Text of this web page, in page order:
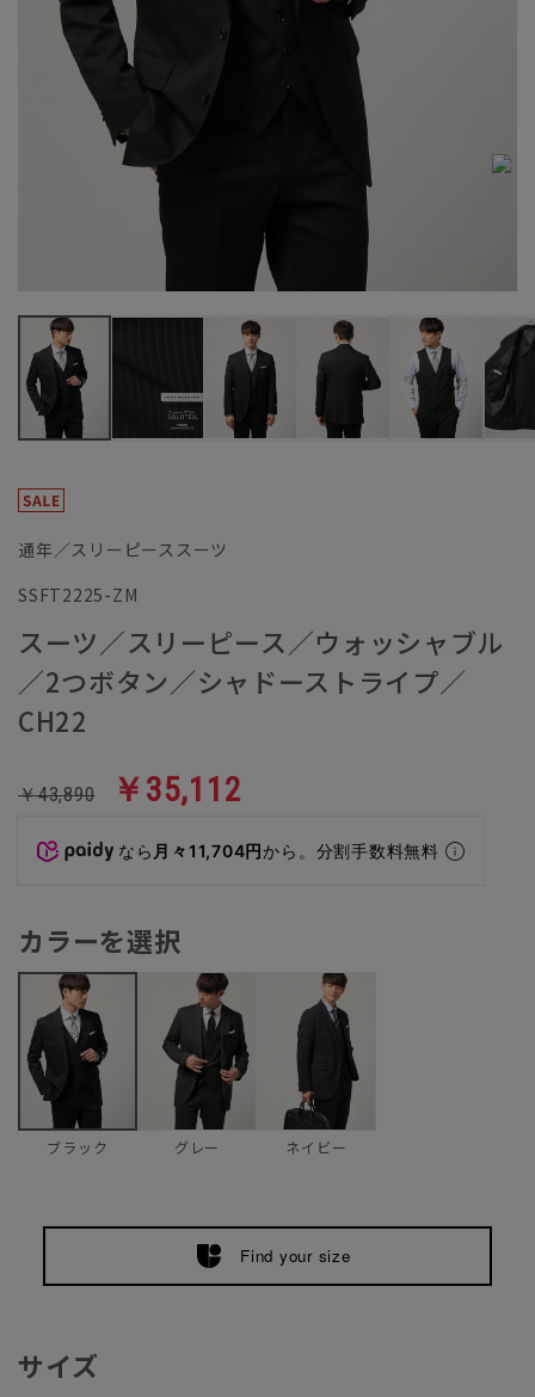
通年／スリーピーススーツ
SSFT2225-ZM
スーツ／スリーピース／ウォッシャブル
／2つボタン／シャドーストライプ／
CH22
￥43,890 ￥35,112
なら 月々11,704円から。分割手数料無料
カラーを選択
ブラック グレー ネイビー
Find your size
サイズ